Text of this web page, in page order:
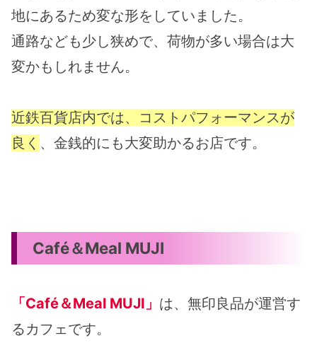
地にあるため変な形をしていました。
通路なども少し狭めで、荷物が多い場合は大
変かもしれません。
近鉄百貨店内では、コストパフォーマンスが
良く 、金銭的にも大変助かるお店です。
Café＆Meal MUJI
「Café＆Meal MUJI」 は、無印良品が運営す
るカフェです。